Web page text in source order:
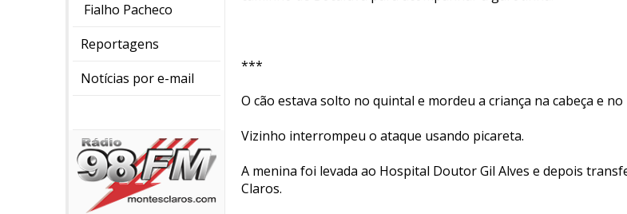
Fialho Pacheco
Reportagens
Notícias por e-mail
***
O cão estava solto no quintal e mordeu a criança na cabeça e
Vizinho interrompeu o ataque usando picareta.
A menina foi levada ao Hospital Doutor Gil Alves e depois
Claros.